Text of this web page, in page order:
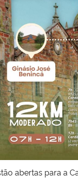
abertas para a